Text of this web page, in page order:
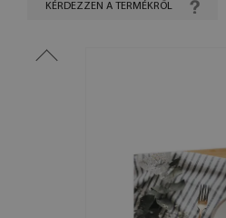
KÉRDEZZEN A TERMÉKRŐL